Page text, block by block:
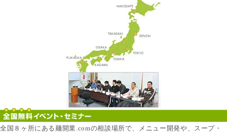
全国８ヶ所にある麺開業.comの相談場所で、メニュー開発や、スープ・